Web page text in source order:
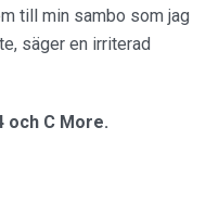
till min sambo som jag
säger en irriterad
och C More.